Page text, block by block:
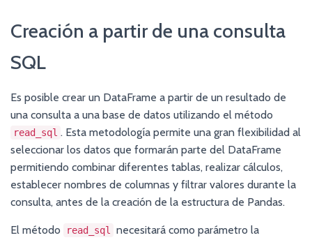
Creación a partir de una consulta
SQL
Es posible crear un DataFrame a partir de un resultado de
una consulta a una base de datos utilizando el método
read_sql . Esta metodología permite una gran flexibilidad al
seleccionar los datos que formarán parte del DataFrame
permitiendo combinar diferentes tablas, realizar cálculos,
establecer nombres de columnas y filtrar valores durante la
consulta, antes de la creación de la estructura de Pandas.
El método read_sql
necesitará como parámetro la